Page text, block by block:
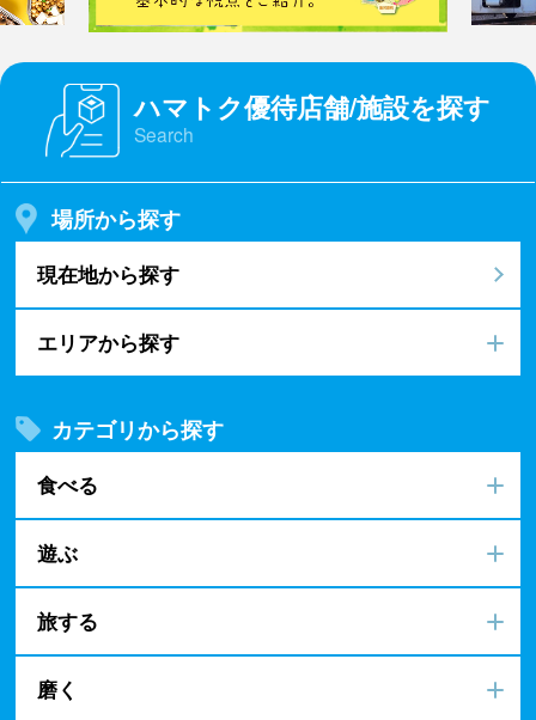
ハマトク優待店舗/施設を探す
Search
場所から探す
現在地から探す
エリアから探す
カテゴリから探す
食べる
遊ぶ
旅する
磨く